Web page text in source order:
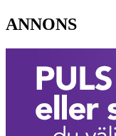
ANNONS